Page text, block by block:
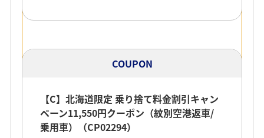
COUPON
【C】北海道限定 乗り捨て料金割引キャン
ペーン11,550円クーポン（紋別空港返車/
乗用車）（CP02294）